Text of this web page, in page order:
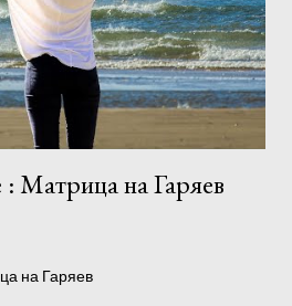
Матрица на Гаряев
на Гаряев